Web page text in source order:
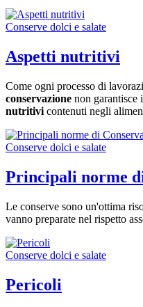
Conserve dolci e salate
Aspetti nutritivi
Come ogni processo di
conservazione non garantisce
nutritivi contenuti negli
Conserve dolci e salate
Principali norme
Le conserve sono un'ottima
vanno preparate nel rispetto
Conserve dolci e salate
Pericoli